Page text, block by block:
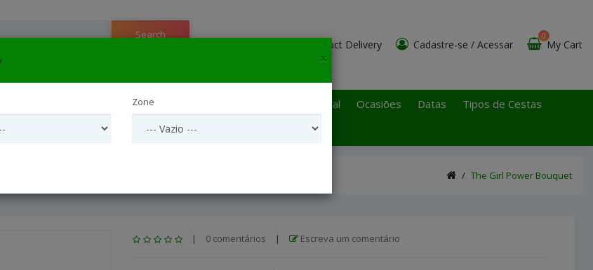
Search
Product Delivery Cadastre-se / Acessar My Cart
0
Paulo Interior Entrega Internacional Interflora São Paulo Litoral Ocasiões Datas
Tipos de Cestas
Arranjos Coroas Para Funeral
The Girl Power Bouquet
| 0 comentários | Escreva um comentário
×
Zone